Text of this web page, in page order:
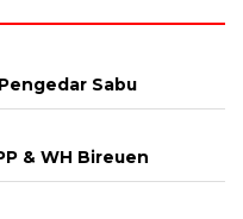
Sabu
& WH Bireuen